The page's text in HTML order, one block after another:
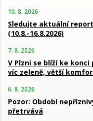
10. 8. 2026
Sledujte aktuální
(10.8.-16.8.2026)
7. 8. 2026
V Plzni se blíží ke
víc zeleně, větší
6. 8. 2026
Pozor: Období
přetrvává